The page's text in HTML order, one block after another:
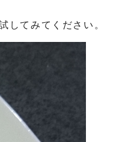
してみてください。